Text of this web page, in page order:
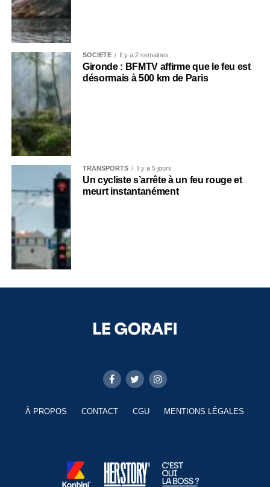
SOCIÉTÉ Il y a 2 semaines
Gironde : BFMTV affirme que le feu est
désormais à 500 km de Paris
TRANSPORTS Il y a 5 jours
Un cycliste s’arrête à un feu rouge et
meurt instantanément
À PROPOS CONTACT CGU MENTIONS LÉGALES